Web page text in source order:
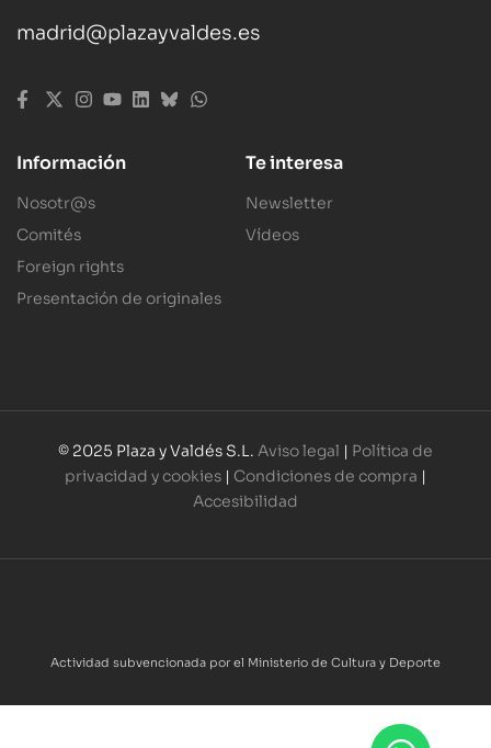
madrid@plazayvaldes.es
Información
Nosotr@s
Comités
Foreign rights
Presentación de originales
Te interesa
Newsletter
Vídeos
© 2025 Plaza y Valdés S.L. Aviso legal | Política de
privacidad y cookies | Condiciones de compra |
Accesibilidad
Actividad subvencionada por el Ministerio de Cultura y Deporte